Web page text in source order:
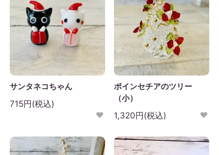
2026年9月
月 木 土
1 2 3 4
7 8 9
28 29 30
サンタネコちゃん
715円(税込)
ポインセチアのツリー
（小）
1,320円(税込)